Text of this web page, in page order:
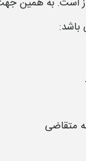
باشد:
متقاضی